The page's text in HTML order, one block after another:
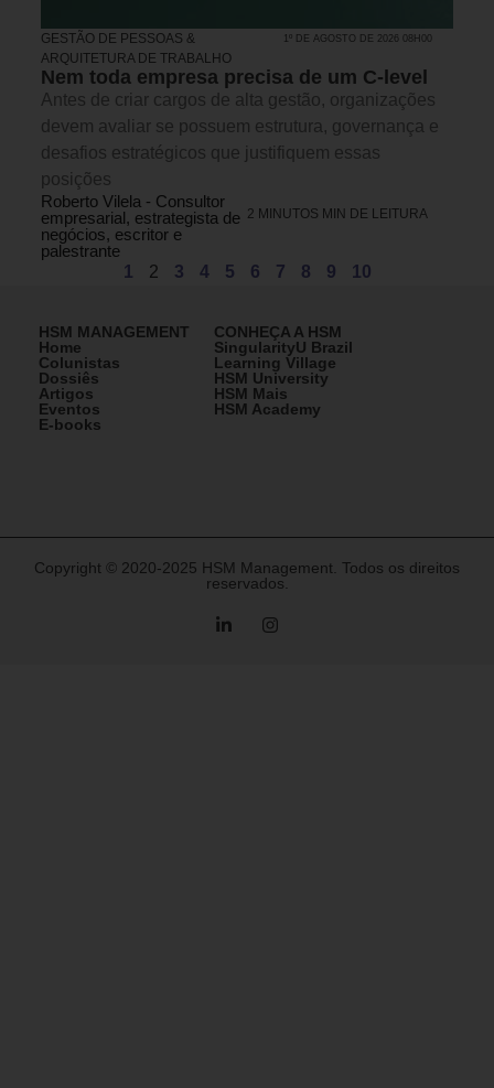
GESTÃO DE PESSOAS &
ARQUITETURA DE TRABALHO
1º DE AGOSTO DE 2026 08H00
Nem toda empresa precisa de um C-level
Antes de criar cargos de alta gestão, organizações
devem avaliar se possuem estrutura, governança e
desafios estratégicos que justifiquem essas
posições
Roberto Vilela - Consultor
empresarial, estrategista de
negócios, escritor e
palestrante
2 MINUTOS MIN DE LEITURA
1 2 3 4 5 6 7 8 9 10
HSM MANAGEMENT
Home
Colunistas
Dossiês
Artigos
Eventos
E-books
CONHEÇA A HSM
SingularityU Brazil
Learning Village
HSM University
HSM Mais
HSM Academy
Copyright © 2020-2025 HSM Management. Todos os direitos
reservados.